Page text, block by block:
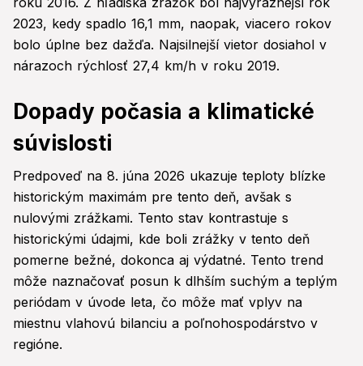
2023, kedy spadlo 16,1 mm, naopak, viacero rokov
bolo úplne bez dažďa. Najsilnejší vietor dosiahol v
nárazoch rýchlosť 27,4 km/h v roku 2019.
Dopady počasia a klimatické
súvislosti
Predpoveď na 8. júna 2026 ukazuje teploty blízke
historickým maximám pre tento deň, avšak s
nulovými zrážkami. Tento stav kontrastuje s
historickými údajmi, kde boli zrážky v tento deň
pomerne bežné, dokonca aj výdatné. Tento trend
môže naznačovať posun k dlhším suchým a teplým
periódam v úvode leta, čo môže mať vplyv na
miestnu vlahovú bilanciu a poľnohospodárstvo v
regióne.